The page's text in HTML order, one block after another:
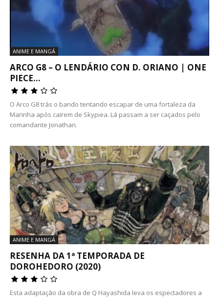
ANIME E MANGÁ
ARCO G8 – O LENDÁRIO CON D. ORIANO | ONE
PIECE...
O Arco G8 trás o bando tentando escapar de uma fortaleza da
Marinha após cairem de Skypiea. Lá passam a ser caçados pelo
comandante Jonathan.
ANIME E MANGÁ
RESENHA DA 1ª TEMPORADA DE
DOROHEDORO (2020)
Esta adaptação da obra de Q Hayashida leva os espectadores a